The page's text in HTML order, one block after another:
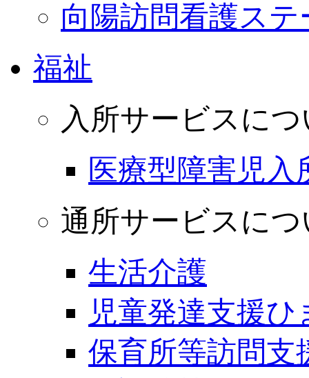
向陽訪問看護ス
福祉
入所サービスに
医療型障害児
通所サービスに
生活介護
児童発達支援ひ
保育所等訪問支